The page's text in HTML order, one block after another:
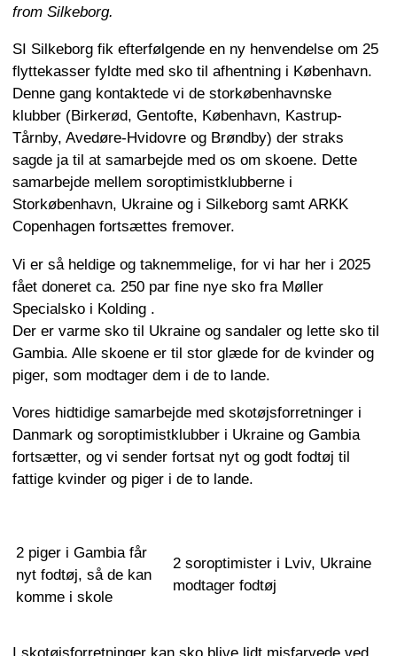
from Silkeborg.
SI Silkeborg fik efterfølgende en ny henvendelse om 25
flyttekasser fyldte med sko til afhentning i København.
Denne gang kontaktede vi de storkøbenhavnske
klubber (Birkerød, Gentofte, København, Kastrup-
Tårnby, Avedøre-Hvidovre og Brøndby) der straks
sagde ja til at samarbejde med os om skoene. Dette
samarbejde mellem soroptimistklubberne i
Storkøbenhavn, Ukraine og i Silkeborg samt ARKK
Copenhagen fortsættes fremover.
Vi er så heldige og taknemmelige, for vi har her i 2025
fået doneret ca. 250 par fine nye sko fra Møller
Specialsko i Kolding .
Der er varme sko til Ukraine og sandaler og lette sko til
Gambia. Alle skoene er til stor glæde for de kvinder og
piger, som modtager dem i de to lande.
Vores hidtidige samarbejde med skotøjsforretninger i
Danmark og soroptimistklubber i Ukraine og Gambia
fortsætter, og vi sender fortsat nyt og godt fodtøj til
fattige kvinder og piger i de to lande.
2 piger i Gambia får
nyt fodtøj, så de kan
komme i skole
2 soroptimister i Lviv, Ukraine
modtager fodtøj